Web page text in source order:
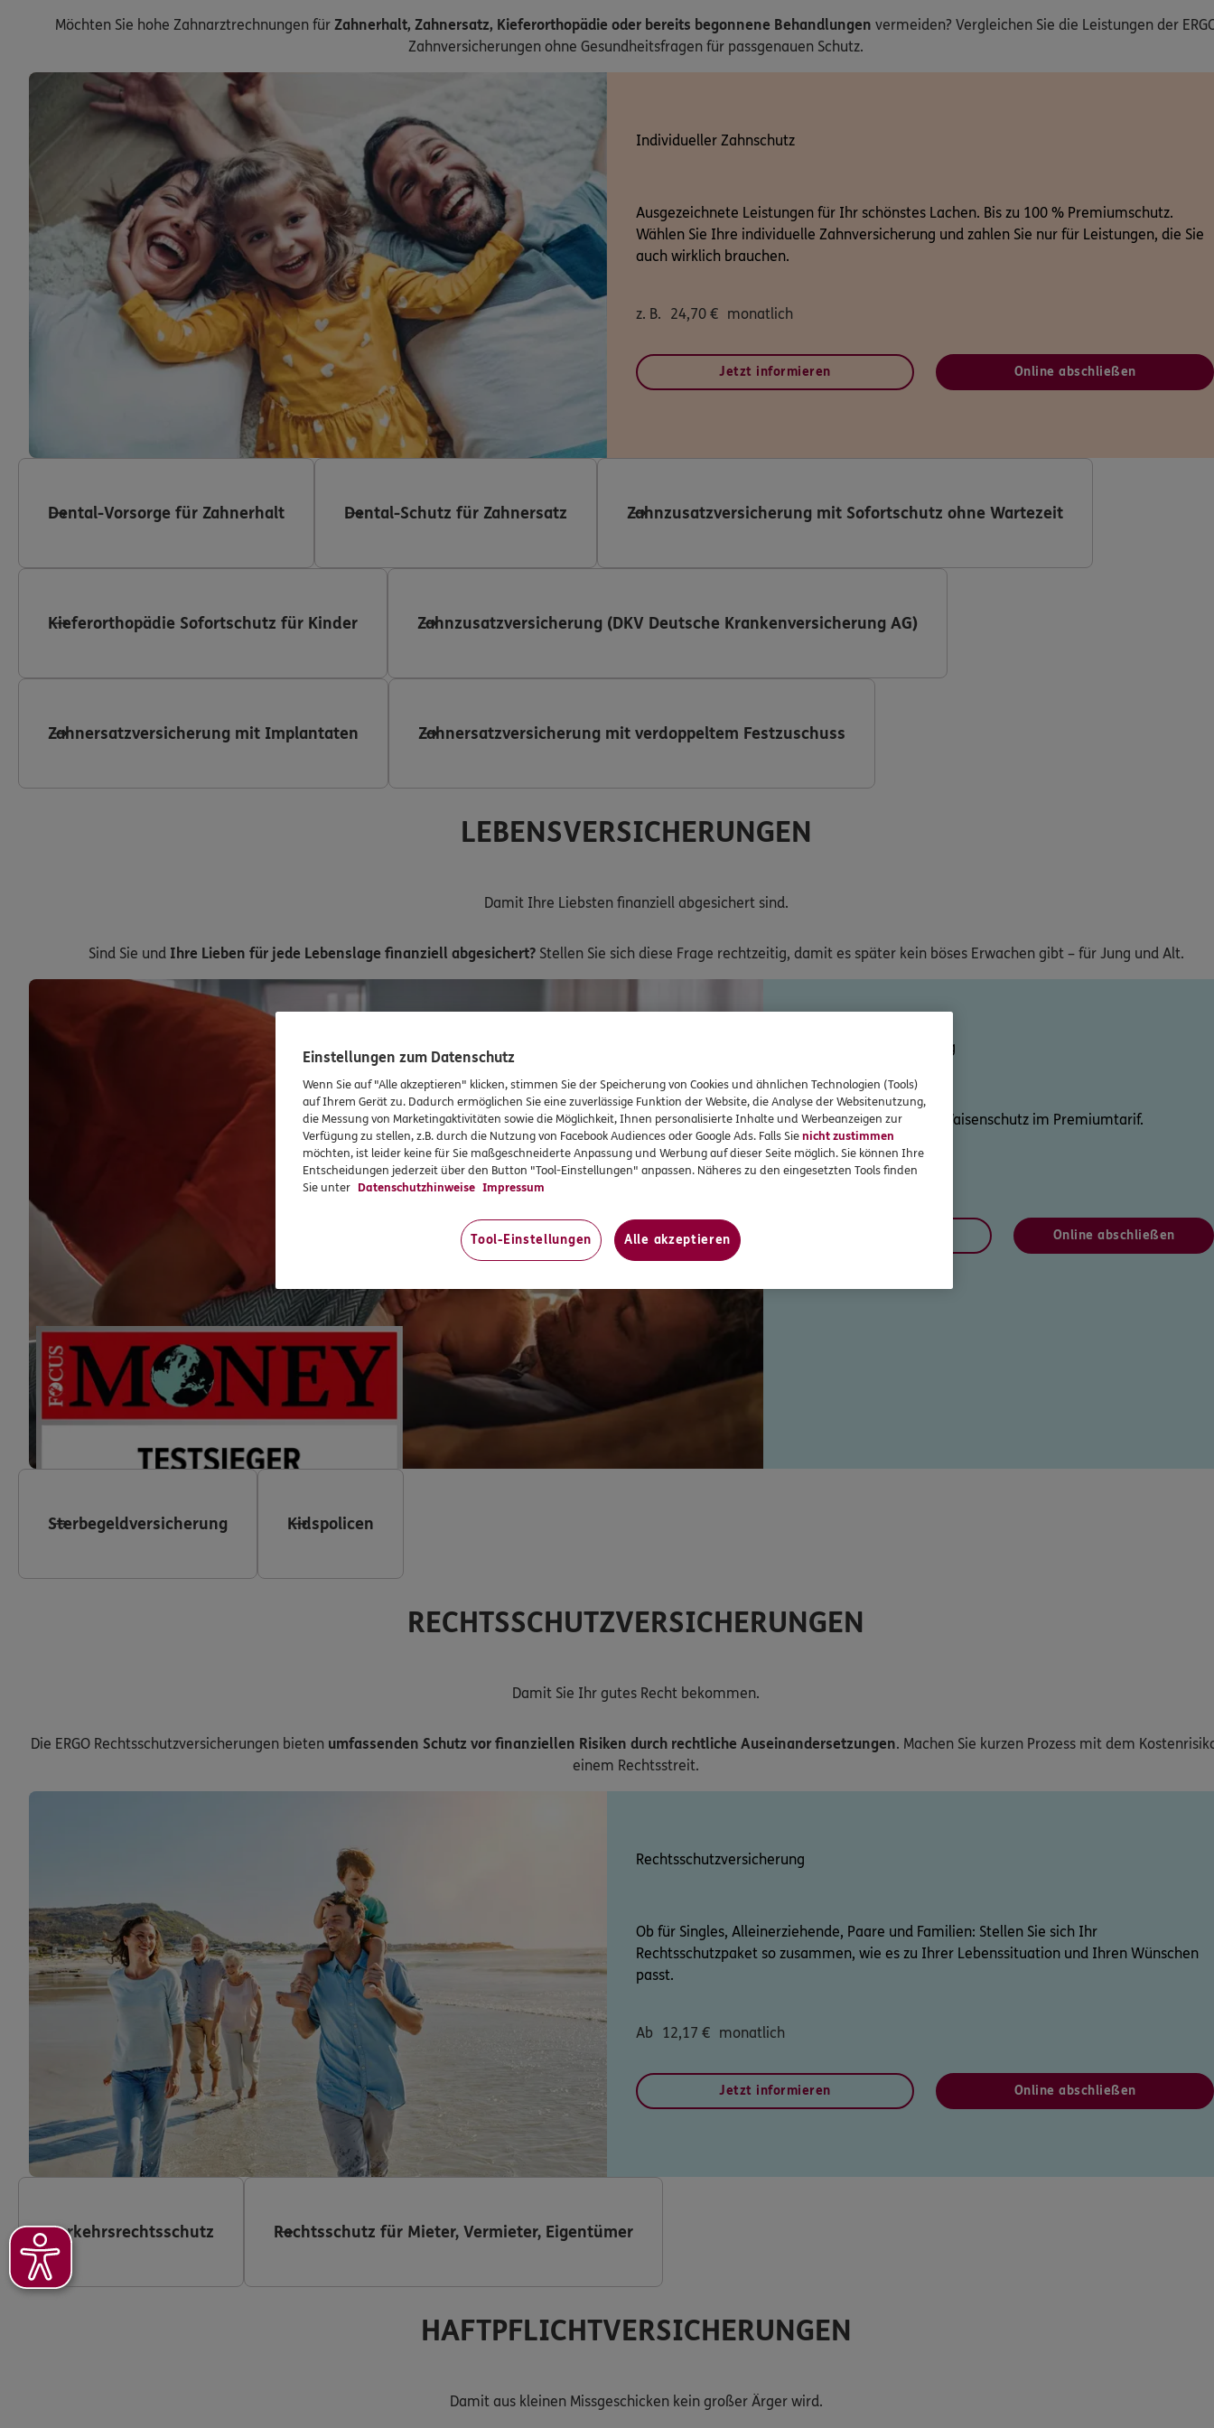
Möchten Sie hohe Zahnarztrechnungen für Zahnerhalt, Zahnersatz, Kieferorthopädie oder bereits begonnene Behandlungen vermeiden? Vergleichen Sie die Leistungen der
Zahnversicherungen ohne Gesundheitsfragen für passgenauen Schutz.
Individueller Zahnschutz
Ausgezeichnete Leistungen für Ihr schönstes Lachen. Bis zu 100 % Premiumschutz.
Wählen Sie Ihre individuelle Zahnversicherung und zahlen Sie nur für Leistungen, die Sie
auch wirklich brauchen.
z. B. 24,70 € monatlich
Jetzt informieren Online abschließen
Dental-Vorsorge für Zahnerhalt Dental-Schutz für Zahnersatz Zahnzusatzversicherung mit Sofortschutz ohne Wartezeit
Kieferorthopädie Sofortschutz für Kinder Zahnzusatzversicherung (DKV Deutsche Krankenversicherung AG)
Zahnersatzversicherung mit Implantaten Zahnersatzversicherung mit verdoppeltem Festzuschuss
LEBENSVERSICHERUNGEN
Damit Ihre Liebsten finanziell abgesichert sind.
Sind Sie undIhre Lieben für jede Lebenslage finanziell abgesichert?Stellen Sie sich diese Frage rechtzeitig, damit es später kein böses Erwachen gibt – für Jung und Alt.
Risikolebensversicherung
Exklusiv bei ERGO: Mit Waisenschutz im Premiumtarif.
Ab 1,85€ monatlich
Online abschließen
Sterbegeldversicherung Kidspolicen
RECHTSSCHUTZVERSICHERUNGEN
Damit Sie Ihr gutes Recht bekommen.
Die ERGO Rechtsschutzversicherungen bieten umfassenden Schutz vor finanziellen Risiken durch rechtliche Auseinandersetzungen. Machen Sie kurzen Prozess mit dem
einem Rechtsstreit.
Rechtsschutzversicherung
Ob für Singles, Alleinerziehende, Paare und Familien: Stellen Sie sich Ihr
Rechtsschutzpaket so zusammen, wie es zu Ihrer Lebenssituation und Ihren Wünschen
passt.
Ab 12,17 € monatlich
Jetzt informieren Online abschließen
Verkehrsrechtsschutz Rechtsschutz für Mieter, Vermieter, Eigentümer
HAFTPFLICHTVERSICHERUNGEN
Damit aus kleinen Missgeschicken kein großer Ärger wird.
Einstellungen zum Datenschutz
Wenn Sie auf "Alle akzeptieren" klicken, stimmen Sie der Speicherung von Cookies und ähnlichen Technologien (Tools)
auf Ihrem Gerät zu. Dadurch ermöglichen Sie eine zuverlässige Funktion der Website, die Analyse der Websitenutzung,
die Messung von Marketingaktivitäten sowie die Möglichkeit, Ihnen personalisierte Inhalte und Werbeanzeigen zur
Verfügung zu stellen, z.B. durch die Nutzung von Facebook Audiences oder Google Ads. Falls Sienicht zustimmen
möchten, ist leider keine für Sie maßgeschneiderte Anpassung und Werbung auf dieser Seite möglich. Sie können Ihre
Entscheidungen jederzeit über den Button "Tool-Einstellungen" anpassen. Näheres zu den eingesetzten Tools finden
Sie unter Datenschutzhinweise Impressum
Tool-Einstellungen Alle akzeptieren